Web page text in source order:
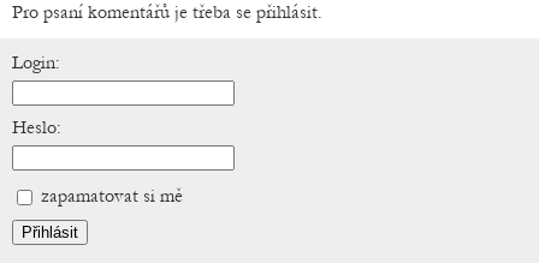
Pro psaní komentářů je třeba se přihlásit.
Login:
Heslo:
zapamatovat si mě